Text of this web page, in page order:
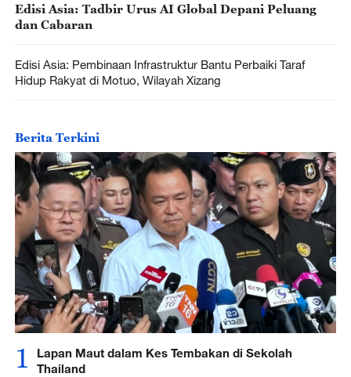
Edisi Asia: Tadbir Urus AI Global Depani Peluang
dan Cabaran
Edisi Asia: Pembinaan Infrastruktur Bantu Perbaiki Taraf
Hidup Rakyat di Motuo, Wilayah Xizang
Berita Terkini
1
Lapan Maut dalam Kes Tembakan di Sekolah
Thailand